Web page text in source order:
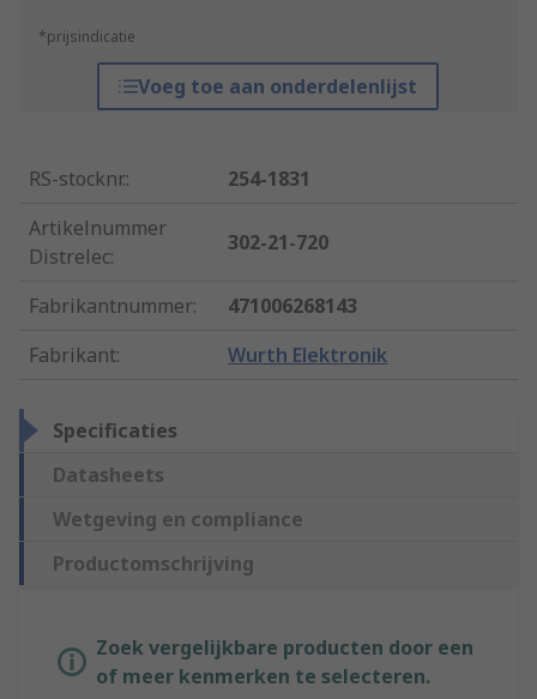
*prijsindicatie
Voeg toe aan onderdelenlijst
RS-stocknr.:
254-1831
Artikelnummer
Distrelec:
302-21-720
Fabrikantnummer:
471006268143
Fabrikant: Wurth Elektronik
Specificaties
Datasheets
Wetgeving en compliance
Productomschrijving
Zoek vergelijkbare producten door een
of meer kenmerken te selecteren.